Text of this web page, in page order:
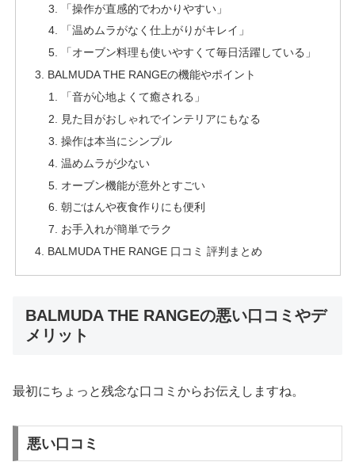
「操作が直感的でわかりやすい」
「温めムラがなく仕上がりがキレイ」
「オーブン料理も使いやすくて毎日活躍している」
BALMUDA THE RANGEの機能やポイント
「音が心地よくて癒される」
見た目がおしゃれでインテリアにもなる
操作は本当にシンプル
温めムラが少ない
オーブン機能が意外とすごい
朝ごはんや夜食作りにも便利
お手入れが簡単でラク
BALMUDA THE RANGE 口コミ 評判まとめ
BALMUDA THE RANGEの悪い口コミやデ
メリット
最初にちょっと残念な口コミからお伝えしますね。
悪い口コミ